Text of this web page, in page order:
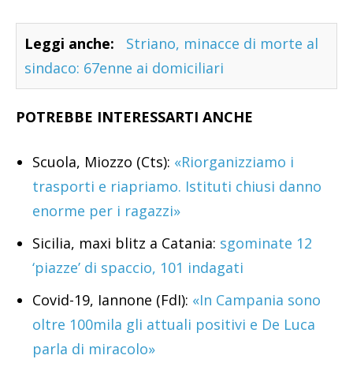
Leggi anche:
Striano, minacce di morte al
sindaco: 67enne ai domiciliari
POTREBBE INTERESSARTI ANCHE
Scuola, Miozzo (Cts): «Riorganizziamo i
trasporti e riapriamo. Istituti chiusi danno
enorme per i ragazzi»
Sicilia, maxi blitz a Catania: sgominate 12
‘piazze’ di spaccio, 101 indagati
Covid-19, Iannone (FdI): «In Campania sono
oltre 100mila gli attuali positivi e De Luca
parla di miracolo»